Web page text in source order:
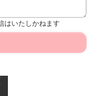
はいたしかねます